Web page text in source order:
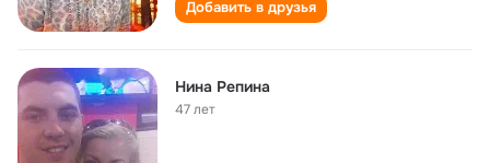
Добавить в друзья
Нина Репина
47 лет